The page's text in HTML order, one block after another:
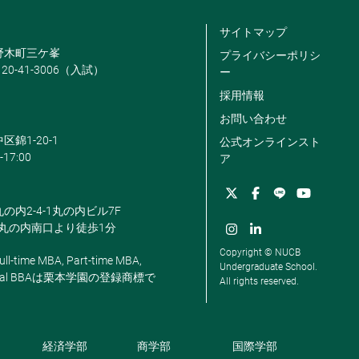
木町三ケ峯
41-3006（入試）
錦1-20-1
17:00
内2-4-1丸の内ビル7F
の内南口より徒歩1分
time MBA, Part-time MBA,
BBAは栗本学園の登録商標で
サイトマップ
プライバシーポリシ
ー
採用情報
お問い合わせ
公式オンラインスト
ア
Copyright © NUCB
Undergraduate School.
All rights reserved.
経済学部 商学部 国際学部